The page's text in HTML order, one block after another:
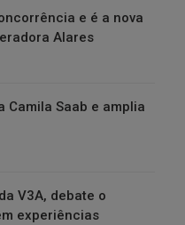
e é a nova
Alares
Camila Saab e amplia
V3A, debate o
experiências